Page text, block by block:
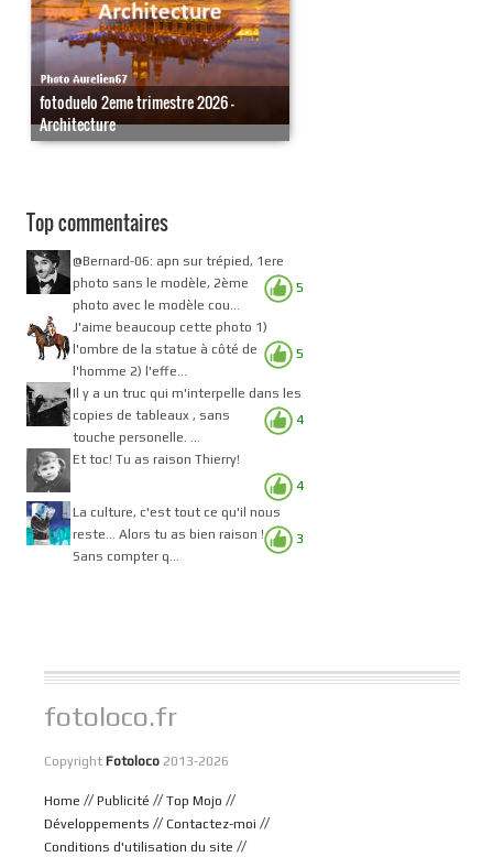
fotoduelo 2eme trimestre 2026 -
Architecture
Top commentaires
5
@Bernard-06: apn sur trépied, 1ere
photo sans le modèle, 2ème
photo avec le modèle cou...
5
J'aime beaucoup cette photo 1)
l'ombre de la statue à côté de
l'homme 2) l'effe...
4
Il y a un truc qui m'interpelle dans les
copies de tableaux , sans
touche personelle. ...
4
Et toc! Tu as raison Thierry!
3
La culture, c'est tout ce qu'il nous
reste... Alors tu as bien raison !
Sans compter q...
fotoloco.fr
Copyright Fotoloco 2013-2026
Home // Publicité // Top Mojo //
Développements // Contactez-moi //
Conditions d'utilisation du site //